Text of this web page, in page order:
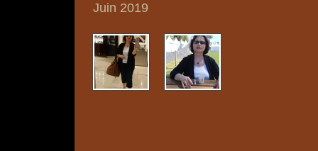
Juin 2019